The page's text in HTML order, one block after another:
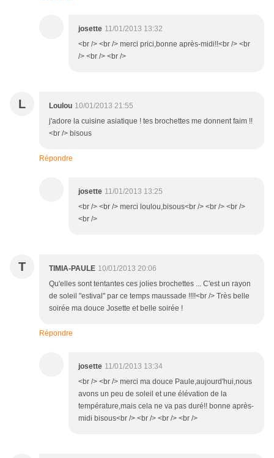
josette 11/01/2013 13:32
<br /> <br /> merci prici,bonne après-midi!!<br /> <br
/> <br /> <br />
L Loulou 10/01/2013 21:55
j'adore la cuisine asiatique ! tes brochettes me donnent faim !!
<br /> bisous
Répondre
josette 11/01/2013 13:25
<br /> <br /> merci loulou,bisous<br /> <br /> <br />
<br />
T TIMIA-PAULE 10/01/2013 20:06
Qu'elles sont tentantes ces jolies brochettes ... C'est un rayon
de soleil "estival" par ce temps maussade !!!!<br /> Très belle
soirée ma douce Josette et belle soirée !
Répondre
josette 11/01/2013 13:34
<br /> <br /> merci ma douce Paule,aujourd'hui,nous
avons un peu de soleil et une élévation de la
température,mais cela ne va pas duré!! bonne après-
midi bisous<br /> <br /> <br /> <br />